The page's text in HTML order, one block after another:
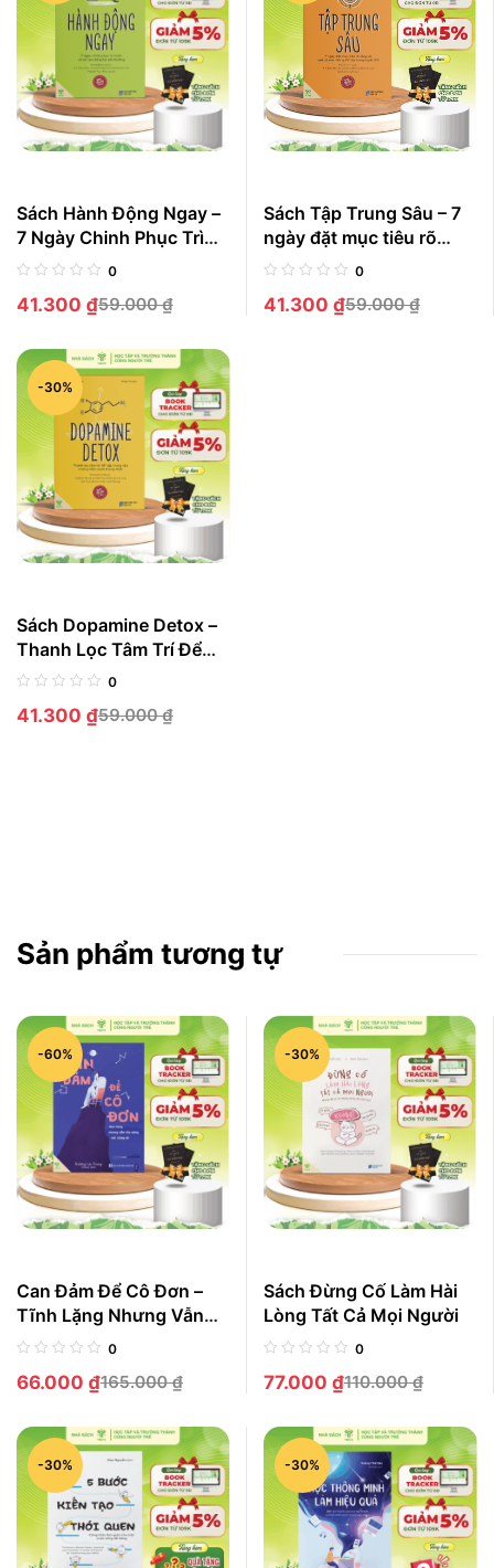
Sách Hành Động Ngay –
7 Ngày Chinh Phục Trì
Hoãn Và Tái Tạo Động
0
59.000₫
41.300 ₫
Sách Tập Trung Sâu – 7
ngày đặt mục tiêu rõ
ràng và loại bỏ xao
đối
0
59.000₫
41.300 ₫
-30%
Sách Dopamine Detox –
Thanh Lọc Tâm Trí Để
Tập Trung Vào Điều
0
59.000₫
41.300 ₫
Sản phẩm tương tự
-60%
Can Đảm Để Cô Đơn –
Tĩnh Lặng Nhưng Vẫn
Toả Sáng Nơi Công Sở
0
165.000₫
66.000 ₫
-30%
Sách Đừng Cố Làm Hài
Lòng Tất Cả Mọi Người
0
110.000₫
77.000 ₫
-30% -30%